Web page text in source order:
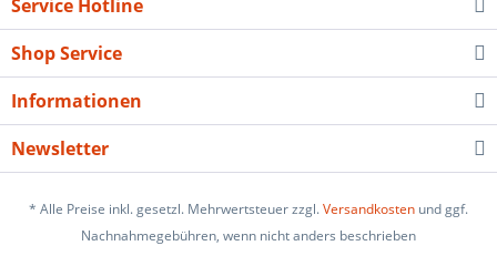
Service Hotline
Shop Service
Informationen
Newsletter
* Alle Preise inkl. gesetzl. Mehrwertsteuer zzgl.Versandkosten und ggf.
Nachnahmegebühren, wenn nicht anders beschrieben